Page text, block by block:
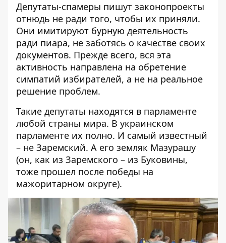
Депутаты-спамеры пишут законопроекты
отнюдь не ради того, чтобы их приняли.
Они имитируют бурную деятельность
ради пиара, не заботясь о качестве своих
документов. Прежде всего, вся эта
активность направлена ​​на обретение
симпатий избирателей, а не на реальное
решение проблем.
Такие депутаты находятся в парламенте
любой страны мира. В украинском
парламенте их полно. И самый известный
– не Заремский. А его земляк Мазурашу
(он, как из Заремского – из Буковины,
тоже прошел после победы на
мажоритарном округе).